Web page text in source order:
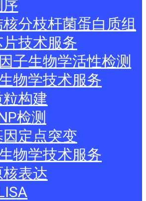
分枝杆菌蛋白质组
片技术服务
子生物学活性检测
物学技术服务
粒构建
检测
因定点突变
物学技术服务
核表达